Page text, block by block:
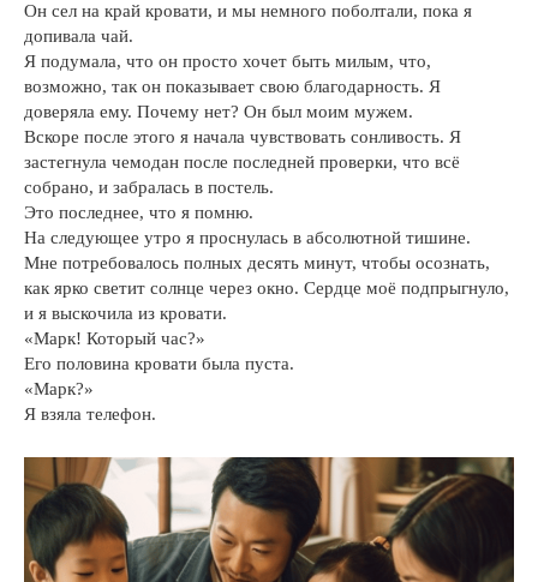
Он сел на край кровати, и мы немного поболтали, пока я
допивала чай.
Я подумала, что он просто хочет быть милым, что,
возможно, так он показывает свою благодарность. Я
доверяла ему. Почему нет? Он был моим мужем.
Вскоре после этого я начала чувствовать сонливость. Я
застегнула чемодан после последней проверки, что всё
собрано, и забралась в постель.
Это последнее, что я помню.
На следующее утро я проснулась в абсолютной тишине.
Мне потребовалось полных десять минут, чтобы осознать,
как ярко светит солнце через окно. Сердце моё подпрыгнуло,
и я выскочила из кровати.
«Марк! Который час?»
Его половина кровати была пуста.
«Марк?»
Я взяла телефон.